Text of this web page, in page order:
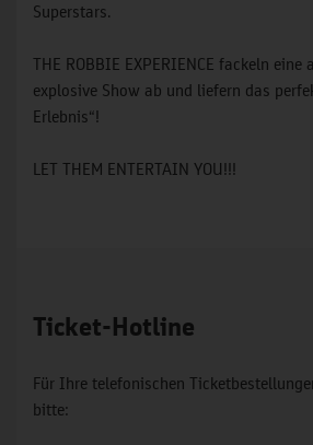
Superstars.
THE ROBBIE EXPERIENCE fackeln eine
explosive Show ab und liefern das
Erlebnis“!
LET THEM ENTERTAIN YOU!!!
Ticket-Hotline
Für Ihre telefonischen
bitte: